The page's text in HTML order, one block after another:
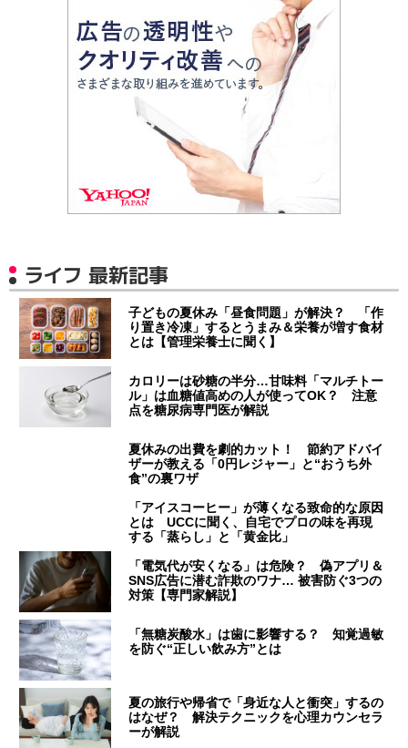
ライフ 最新記事
子どもの夏休み「昼食問題」が解決？ 「作
り置き冷凍」するとうまみ＆栄養が増す食材
とは【管理栄養士に聞く】
カロリーは砂糖の半分…甘味料「マルチトー
ル」は血糖値高めの人が使ってOK？ 注意
点を糖尿病専門医が解説
夏休みの出費を劇的カット！ 節約アドバイ
ザーが教える「0円レジャー」と“おうち外
食”の裏ワザ
「アイスコーヒー」が薄くなる致命的な原因
とは UCCに聞く、自宅でプロの味を再現
する「蒸らし」と「黄金比」
「電気代が安くなる」は危険？ 偽アプリ＆
SNS広告に潜む詐欺のワナ… 被害防ぐ3つの
対策【専門家解説】
「無糖炭酸水」は歯に影響する？ 知覚過敏
を防ぐ“正しい飲み方”とは
夏の旅行や帰省で「身近な人と衝突」するの
はなぜ？ 解決テクニックを心理カウンセラ
ーが解説